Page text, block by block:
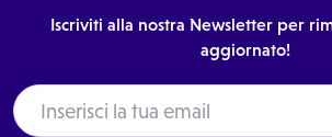
Iscriviti alla nostra Newsletter per
aggiornato!